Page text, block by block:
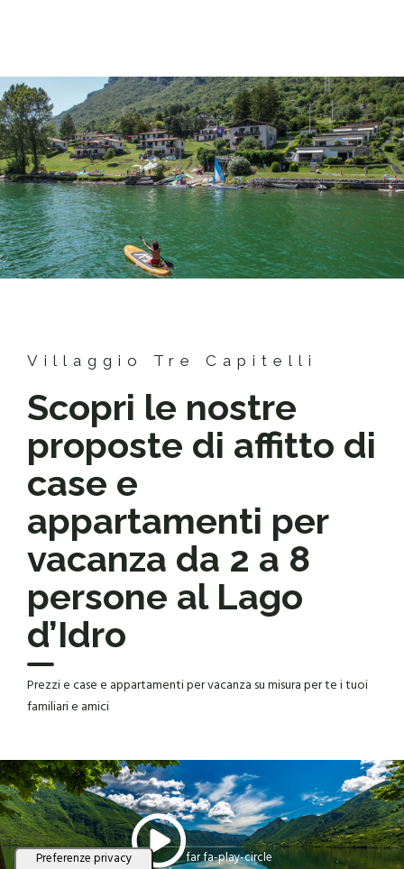
Villaggio Tre Capitelli
Scopri le nostre
proposte di affitto di
case e
appartamenti per
vacanza da 2 a 8
persone al Lago
d’Idro
Prezzi e case e appartamenti per vacanza su misura per te i tuoi
familiari e amici
far fa-play-circle